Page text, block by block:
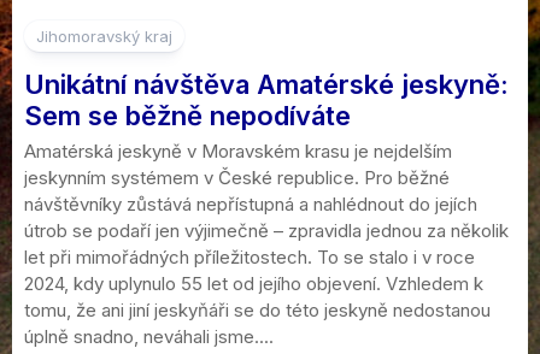
Jihomoravský kraj
Unikátní návštěva Amatérské jeskyně:
Sem se běžně nepodíváte
Amatérská jeskyně v Moravském krasu je nejdelším
jeskynním systémem v České republice. Pro běžné
návštěvníky zůstává nepřístupná a nahlédnout do jejích
útrob se podaří jen výjimečně – zpravidla jednou za několik
let při mimořádných příležitostech. To se stalo i v roce
2024, kdy uplynulo 55 let od jejího objevení. Vzhledem k
tomu, že ani jiní jeskyňáři se do této jeskyně nedostanou
úplně snadno, neváhali jsme....